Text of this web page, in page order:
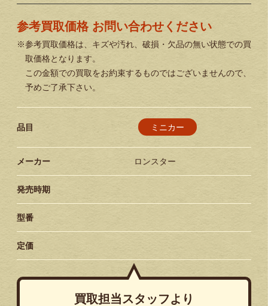
参考買取価格 お問い合わせください
※参考買取価格は、キズや汚れ、破損・欠品の無い状態での買
取価格となります。
この金額での買取をお約束するものではございませんので、
予めご了承下さい。
品目 ミニカー
メーカー ロンスター
発売時期
型番
定価
買取担当スタッフより